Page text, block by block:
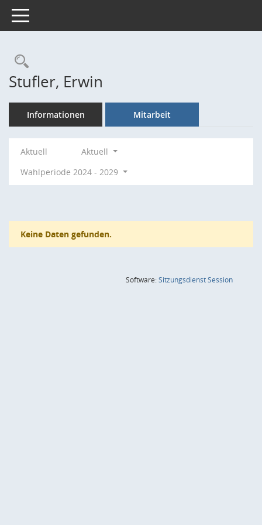
Toggle navigation
Rechercheauswahl
Stufler, Erwin
Informationen Mitarbeit
Aktuell
Aktuell
Wahlperiode 2024 - 2029
Keine Daten gefunden.
Software:SitzungsdienstSession(Wird in